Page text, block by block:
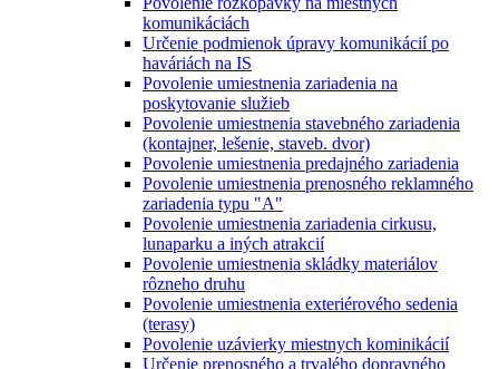
komunikáciách
Určenie podmienok úpravy komunikácií po
haváriách na IS
Povolenie umiestnenia zariadenia na
poskytovanie služieb
Povolenie umiestnenia stavebného zariadenia
(kontajner, lešenie, staveb. dvor)
Povolenie umiestnenia predajného zariadenia
Povolenie umiestnenia prenosného reklamného
zariadenia typu "A"
Povolenie umiestnenia zariadenia cirkusu,
lunaparku a iných atrakcií
Povolenie umiestnenia skládky materiálov
rôzneho druhu
Povolenie umiestnenia exteriérového sedenia
(terasy)
Povolenie uzávierky miestnych kominikácií
Určenie prenosného a trvalého dopravného